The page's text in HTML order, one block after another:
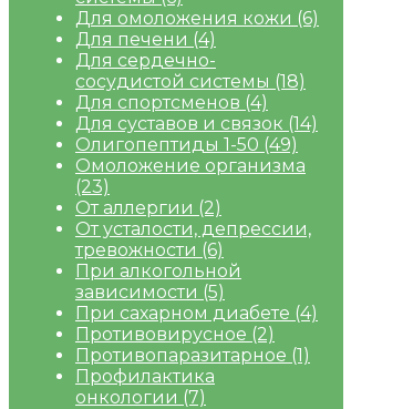
Для омоложения кожи (6)
Для печени (4)
Для сердечно-
сосудистой системы (18)
Для спортсменов (4)
Для суставов и связок (14)
Олигопептиды 1-50 (49)
Омоложение организма
(23)
От аллергии (2)
От усталости, депрессии,
тревожности (6)
При алкогольной
зависимости (5)
При сахарном диабете (4)
Противовирусное (2)
Противопаразитарное (1)
Профилактика
онкологии (7)